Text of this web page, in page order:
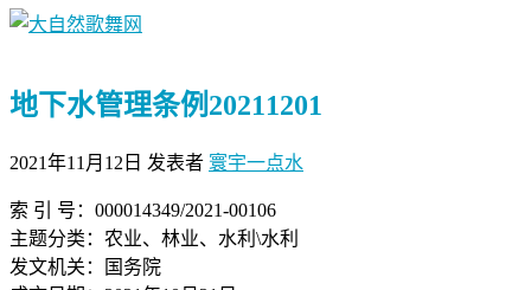
地下水管理条例20211201
2021年11月12日 发表者 寰宇一点水
索 引 号：000014349/2021-00106
主题分类：农业、林业、水利\水利
发文机关：国务院